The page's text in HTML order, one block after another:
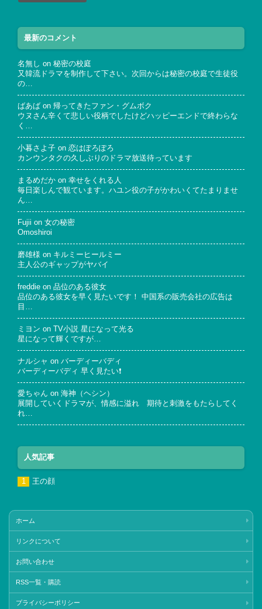
最新のコメント
名無し on 秘密の校庭
又韓流ドラマを制作して下さい。次回からは秘密の校庭で生徒役
の…
ばあば on 帰ってきたファン・グムボク
ウヌさん辛くて悲しい役柄でしたけどハッピーエンドで終わらな
く…
小暮さよ子 on 恋はぽろぽろ
カンウンタクの久しぶりのドラマ放送待っています
まるめだか on 幸せをくれる人
毎日楽しんで観ています。ハユン役の子がかわいくてたまりませ
ん…
Fujii on 女の秘密
Omoshiroi
磨雄様 on キルミーヒールミー
主人公のギャップがヤバイ
freddie on 品位のある彼女
品位のある彼女を早く見たいです！ 中国系の販売会社の広告は
目…
ミヨン on TV小説 星になって光る
星になって輝くですが…
ナルシャ on バーディーバディ
バーディーバディ 早く見たい❗
愛ちゃん on 海神（ヘシン）
展開していくドラマが、情感に溢れ 期待と刺激をもたらしてく
れ…
人気記事
王の顔
ホーム
リンクについて
お問い合わせ
RSS一覧・購読
プライバシーポリシー